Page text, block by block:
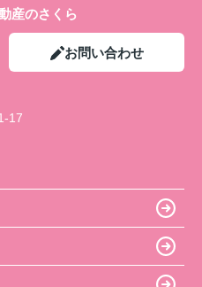
産のさくら
お問い合わせ
17